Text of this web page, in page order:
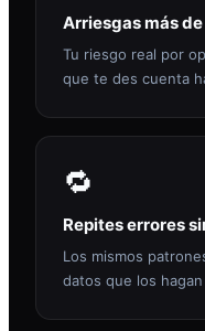
Arriesgas más
Tu riesgo real por
que te des cuenta
🔁
Repites errores
Los mismos
datos que los